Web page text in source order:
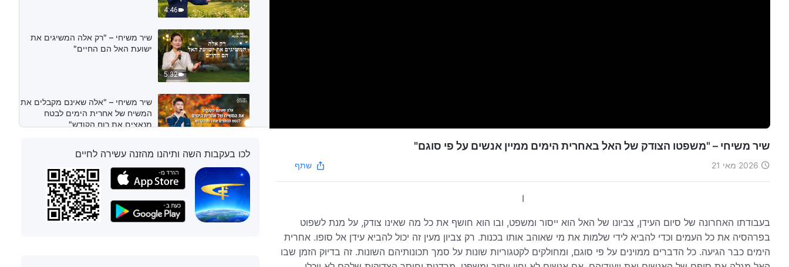
4:46
5:32
שיר משיחי – "רק אלה המשיגים את
ישועת האל הם החיים"
שיר משיחי – "אלה שאינם מקבלים את
המשיח של אחרית הימים לבטח
מנאצים את רוח הקודש"
6:15
שיר משיחי – "אני מוכן להעביר את חיי
בליווי השיפוט והייסור של האל"
שיר משיחי – "משפטו הצודק של האל באחרית הימים ממיין אנשים על פי סוגם"
2026 מאי 21 שתף
I
בעבודתו האחרונה של סיום העידן, צביונו של האל הוא ייסור ומשפט, ובו הוא חושף את כל מה שאינו צודק, על מנת לשפוט
בפרהסיה את כל העמים וכדי להביא לידי שלמות את מי שאוהב אותו בכנות. רק צביון מעין זה יכול להביא עידן אל סופו. אחרית
הימים כבר הגיעה. כל הדברים ממוינים על פי סוגם, ומחולקים לקטגוריות שונות על סמך תכונותיהם השונות. זה בדיוק הזמן שבו
לכו בעקבות השה ותיהנו מהזנה עשירה לחיים